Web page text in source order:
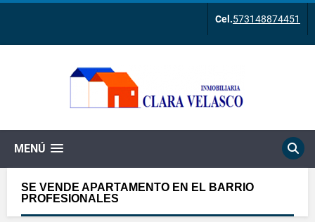
Cel.573148874451
MENÚ
SE VENDE APARTAMENTO EN EL BARRIO
PROFESIONALES